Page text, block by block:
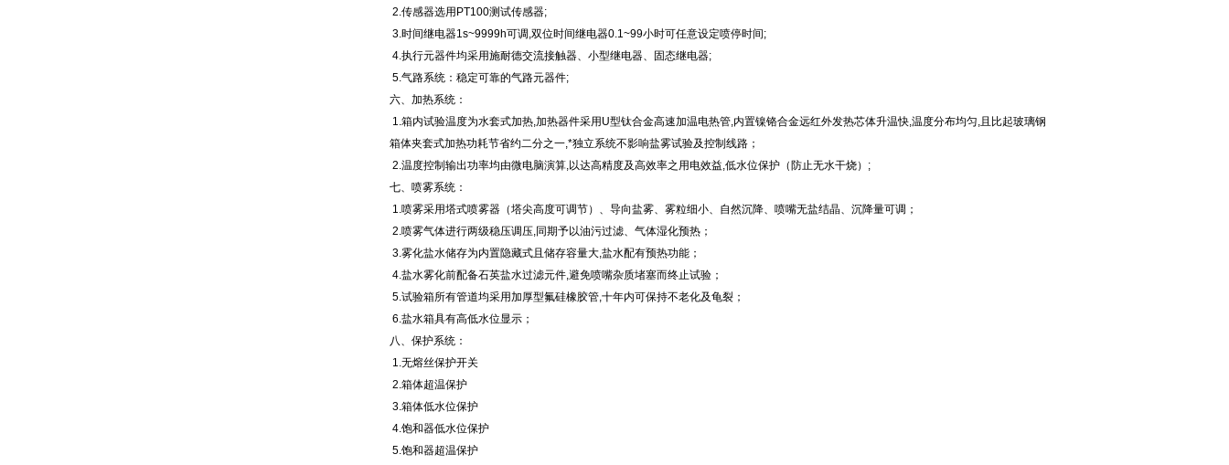
2.传感器选用PT100测试传感器;
3.时间继电器1s~9999h可调,双位时间继电器0.1~99小时可任意设定喷停时间;
4.执行元器件均采用施耐德交流接触器、小型继电器、固态继电器;
5.气路系统：稳定可靠的气路元器件;
六、加热系统：
1.箱内试验温度为水套式加热,加热器件采用U型钛合金高速加温电热管,内置镍铬合金远红外发热芯体升温快,温度分布均匀,且比起玻璃钢
箱体夹套式加热功耗节省约二分之一,*独立系统不影响盐雾试验及控制线路；
2.温度控制输出功率均由微电脑演算,以达高精度及高效率之用电效益,低水位保护（防止无水干烧）;
七、喷雾系统：
1.喷雾采用塔式喷雾器（塔尖高度可调节）、导向盐雾、雾粒细小、自然沉降、喷嘴无盐结晶、沉降量可调；
2.喷雾气体进行两级稳压调压,同期予以油污过滤、气体湿化预热；
3.雾化盐水储存为内置隐藏式且储存容量大,盐水配有预热功能；
4.盐水雾化前配备石英盐水过滤元件,避免喷嘴杂质堵塞而终止试验；
5.试验箱所有管道均采用加厚型氟硅橡胶管,十年内可保持不老化及龟裂；
6.盐水箱具有高低水位显示；
八、保护系统：
1.无熔丝保护开关
2.箱体超温保护
3.箱体低水位保护
4.饱和器低水位保护
5.饱和器超温保护